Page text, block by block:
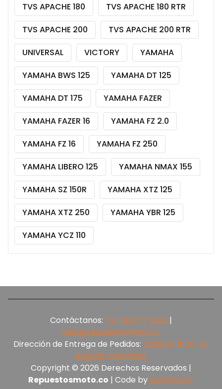
TVS APACHE 180
TVS APACHE 180 RTR
TVS APACHE 200
TVS APACHE 200 RTR
UNIVERSAL
VICTORY
YAMAHA
YAMAHA BWS 125
YAMAHA DT 125
YAMAHA DT 175
YAMAHA FAZER
YAMAHA FAZER 16
YAMAHA FZ 2.0
YAMAHA FZ 16
YAMAHA FZ 250
YAMAHA LIBERO 125
YAMAHA NMAX 155
YAMAHA SZ 150R
YAMAHA XTZ 125
YAMAHA XTZ 250
YAMAHA YBR 125
YAMAHA YCZ 110
Contáctanos: +57 301 177 5165‬ |
web@repuestosmoto.co
Dirección de Entrega de Pedidos: Calle 66 # 25-15,
Bogotá, Colombia.
Copyright © 2026 Derechos Reservados |
Repuestosmoto.co | Code bySERVICIO.IT